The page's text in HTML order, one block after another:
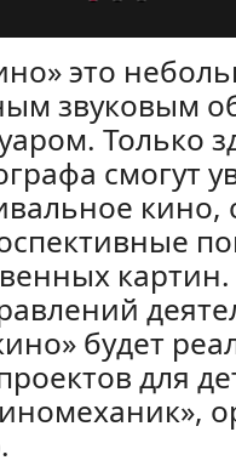
это
звуковым
Только
смогут
кино,
будет
для